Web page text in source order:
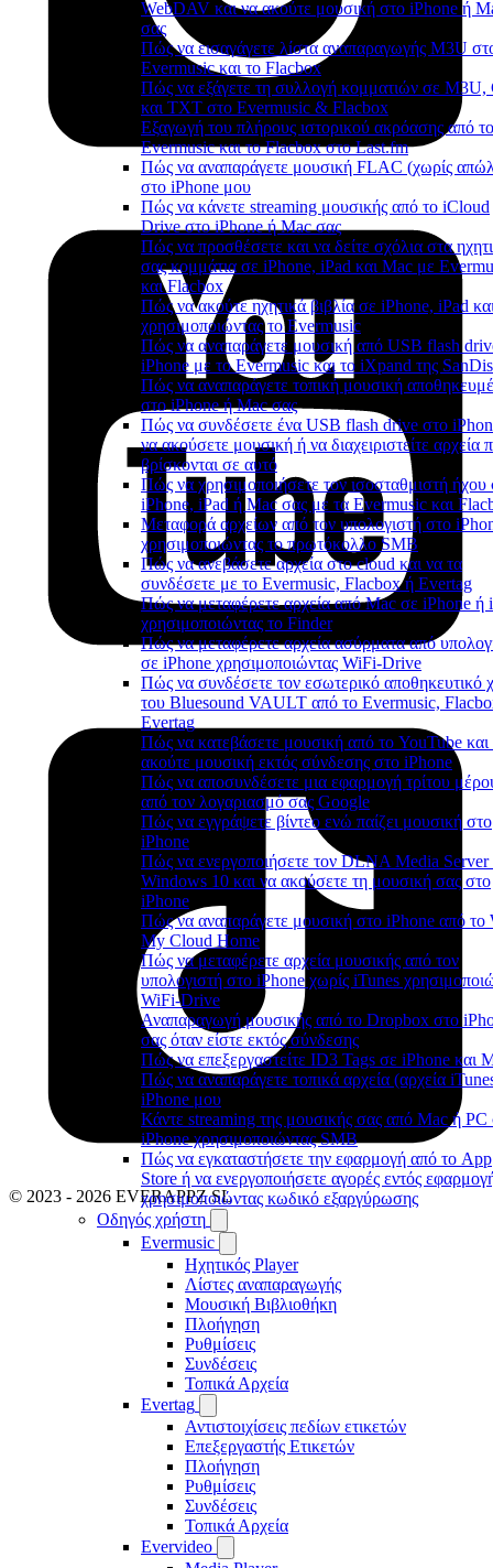
WebDAV και να ακούτε μουσική στο iPhone ή
σας
Πώς να εισαγάγετε λίστα αναπαραγωγής M3U
Evermusic και το Flacbox
Πώς να εξάγετε τη συλλογή κομματιών σε M3U,
και TXT στο Evermusic & Flacbox
Εξαγωγή του πλήρους ιστορικού ακρόασης από το
Evermusic και το Flacbox στο Last.fm
Πώς να αναπαράγετε μουσική FLAC (χωρίς
στο iPhone μου
Πώς να κάνετε streaming μουσικής από το iCloud
Drive στο iPhone ή Mac σας
Πώς να προσθέσετε και να δείτε σχόλια στα
σας κομμάτια σε iPhone, iPad και Mac με
και Flacbox
Πώς να ακούτε ηχητικά βιβλία σε iPhone, iPad
χρησιμοποιώντας το Evermusic
Πώς να αναπαράγετε μουσική από USB flash
iPhone με το Evermusic και το iXpand της
Πώς να αναπαράγετε τοπική μουσική
στο iPhone ή Mac σας
Πώς να συνδέσετε ένα USB flash drive στο
να ακούσετε μουσική ή να διαχειριστείτε αρχεία
βρίσκονται σε αυτό
Πώς να χρησιμοποιήσετε τον ισοσταθμιστή ήχου
iPhone, iPad ή Mac σας με τα Evermusic και
Μεταφορά αρχείων από τον υπολογιστή στο
χρησιμοποιώντας το πρωτόκολλο SMB
Πώς να ανεβάσετε αρχεία στο cloud και να τα
συνδέσετε με το Evermusic, Flacbox ή Evertag
Πώς να μεταφέρετε αρχεία από Mac σε iPhone ή
χρησιμοποιώντας το Finder
Πώς να μεταφέρετε αρχεία ασύρματα από
σε iPhone χρησιμοποιώντας WiFi-Drive
Πώς να συνδέσετε τον εσωτερικό αποθηκευτικό
του Bluesound VAULT από το Evermusic,
Evertag
Πώς να κατεβάσετε μουσική από το YouTube και
ακούτε μουσική εκτός σύνδεσης στο iPhone
Πώς να αποσυνδέσετε μια εφαρμογή τρίτου
από τον λογαριασμό σας Google
Πώς να εγγράψετε βίντεο ενώ παίζει μουσική στο
iPhone
Πώς να ενεργοποιήσετε τον DLNA Media Server
Windows 10 και να ακούσετε τη μουσική σας στο
iPhone
Πώς να αναπαράγετε μουσική στο iPhone από το
My Cloud Home
Πώς να μεταφέρετε αρχεία μουσικής από τον
υπολογιστή στο iPhone χωρίς iTunes
WiFi-Drive
Αναπαραγωγή μουσικής από το Dropbox στο
σας όταν είστε εκτός σύνδεσης
Πώς να επεξεργαστείτε ID3 Tags σε iPhone και
Πώς να αναπαράγετε τοπικά αρχεία (αρχεία
iPhone μου
Κάντε streaming της μουσικής σας από Mac ή PC
iPhone χρησιμοποιώντας SMB
Πώς να εγκαταστήσετε την εφαρμογή από το App
Store ή να ενεργοποιήσετε αγορές εντός
χρησιμοποιώντας κωδικό εξαργύρωσης
Οδηγός χρήστη
Evermusic
Ηχητικός Player
Λίστες αναπαραγωγής
Μουσική Βιβλιοθήκη
Πλοήγηση
Ρυθμίσεις
Συνδέσεις
Τοπικά Αρχεία
Evertag
Αντιστοιχίσεις πεδίων ετικετών
Επεξεργαστής Ετικετών
Πλοήγηση
Ρυθμίσεις
Συνδέσεις
Τοπικά Αρχεία
Evervideo
© 2023 - 2026 EVERAPPZ SL